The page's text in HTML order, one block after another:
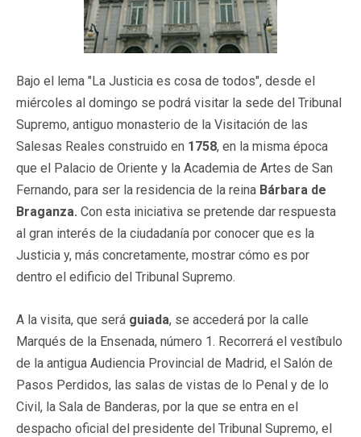
Bajo el lema "La Justicia es cosa de todos", desde el
miércoles al domingo se podrá visitar la sede del Tribunal
Supremo, antiguo monasterio de la Visitación de las
Salesas Reales construido en 1758, en la misma época
que el Palacio de Oriente y la Academia de Artes de San
Fernando, para ser la residencia de la reina Bárbara de
Braganza. Con esta iniciativa se pretende dar respuesta
al gran interés de la ciudadanía por conocer que es la
Justicia y, más concretamente, mostrar cómo es por
dentro el edificio del Tribunal Supremo.
A la visita, que será guiada, se accederá por la calle
Marqués de la Ensenada, número 1. Recorrerá el vestíbulo
de la antigua Audiencia Provincial de Madrid, el Salón de
Pasos Perdidos, las salas de vistas de lo Penal y de lo
Civil, la Sala de Banderas, por la que se entra en el
despacho oficial del presidente del Tribunal Supremo, el